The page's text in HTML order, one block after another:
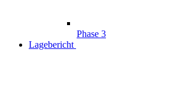
Phase 3
Lagebericht